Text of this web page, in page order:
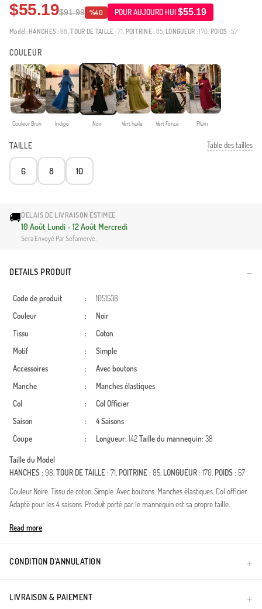
$55.19$91.99 %40 POUR AUJOURD HUI $55.19
Model: HANCHES : 98,TOUR DE TAILLE : 71, POITRINE: 85, LONGUEUR : 170, POIDS : 57
COULEUR
Couleur Brun Indigo Noir Vert huile Vert Foncé Plum
TAILLE Table des tailles
6 8 10
🚚DELAIS DE LIVRAISON ESTIMEE
10 Août Lundi - 12 Août Mercredi
Sera Envoyé Par Sefamerve.
DETAILS PRODUIT
Code de produit :
1051538
Couleur
:
Noir
Tissu
:
Coton
Motif
:
Simple
Accessoires
:
Avec boutons
Manche
:
Manches élastiques
Col
:
Col Officier
Saison
:
4 Saisons
Coupe
: Longueur: 142Taille du mannequin: 38
Taille du Model
HANCHES: 98,TOUR DE TAILLE: 71, POITRINE: 85, LONGUEUR: 170, POIDS: 57
Couleur Noire. Tissu de coton. Simple. Avec boutons. Manches élastiques. Col officier.
Adapté pour les 4 saisons. Produit porté par le mannequin est sa propre taille.
Made in Türkiye
Read more
CONDITION D’ANNULATION
LIVRAISON & PAIEMENT